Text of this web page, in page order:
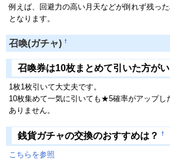
例えば、回避力の高い月天などが倒れず残っ
となります。
召喚(ガチャ) †
召喚券は10枚まとめて引いた方が
1枚1枚引いて大丈夫です。
10枚集めて一気に引いても★5確率がアップ
ありません。
銭貨ガチャの交換のおすすめは？ †
こちらを参照